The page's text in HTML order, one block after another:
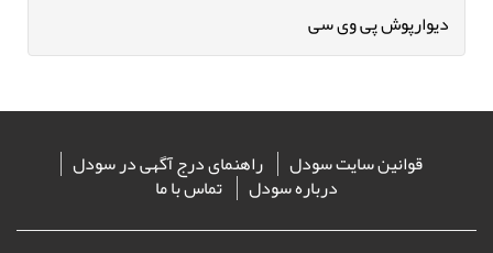
دیوارپوش پی وی سی
قوانین سایت سودل راهنمای درج آگهی در سودل
درباره سودل تماس با ما